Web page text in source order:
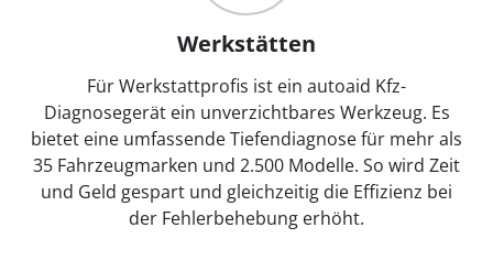
Werkstätten
Für Werkstattprofis ist ein autoaid Kfz-
Diagnosegerät ein unverzichtbares Werkzeug. Es
bietet eine umfassende Tiefendiagnose für mehr als
35 Fahrzeugmarken und 2.500 Modelle. So wird Zeit
und Geld gespart und gleichzeitig die Effizienz bei
der Fehlerbehebung erhöht.